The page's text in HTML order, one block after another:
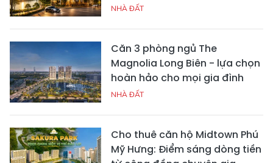
NHÀ ĐẤT
Căn 3 phòng ngủ The
Magnolia Long Biên - lựa chọn
hoàn hảo cho mọi gia đình
NHÀ ĐẤT
Cho thuê căn hộ Midtown Phú
Mỹ Hưng: Điểm sáng dòng tiền